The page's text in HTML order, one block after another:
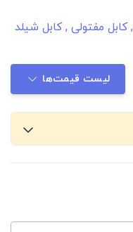
,کابل مفتولی ,کابل شیلد
لیست قیمت‌ها